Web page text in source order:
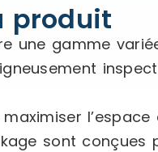
produit
une gamme
sont conçues